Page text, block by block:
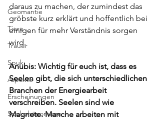
Geomantie
Tiere
Trauer
Spuk
Aspekte
Erscheinungen
Spukphänomene
daraus zu machen, der zumindest das
gröbste kurz erklärt und hoffentlich bei
einigen für mehr Verständnis sorgen
wird.
Anubis: Wichtig für euch ist, dass es
Seelen gibt, die sich unterschiedlichen
Branchen der Energiearbeit
verschreiben. Seelen sind wie
Magnete. Manche arbeiten mit